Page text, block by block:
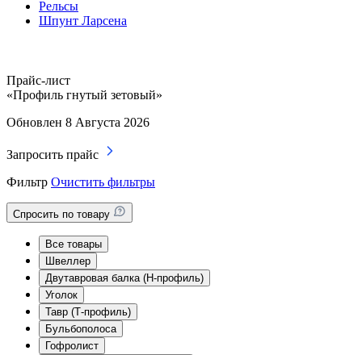
Рельсы
Шпунт Ларсена
Прайс-лист
«Профиль гнутый зетовый»
Обновлен 8 Августа 2026
Запросить прайс
Фильтр Очистить фильтры
Спросить по товару
Все товары
Швеллер
Двутавровая балка (Н-профиль)
Уголок
Тавр (Т-профиль)
Бульбополоса
Гофролист